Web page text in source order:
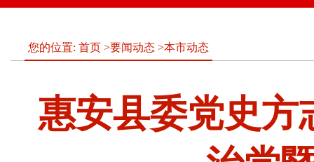
您的位置: 首页 >要闻动态 >本市动态
惠安县委党史方